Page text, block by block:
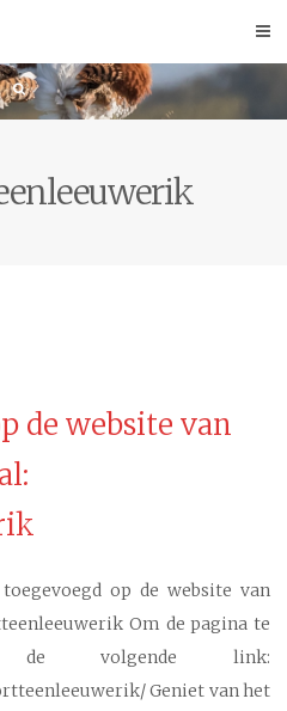
de website van
op de website van
Om de pagina te
volgende link:
Geniet van het